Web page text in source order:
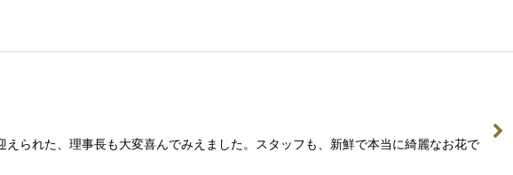
られた、理事長も大変喜んでみえました。スタッフも、新鮮で本当に綺麗なお花で